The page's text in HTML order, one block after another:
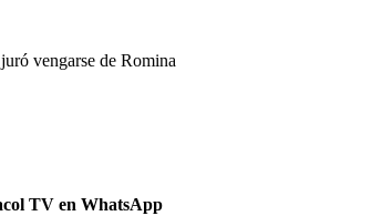
vengarse de Romina
TV en WhatsApp